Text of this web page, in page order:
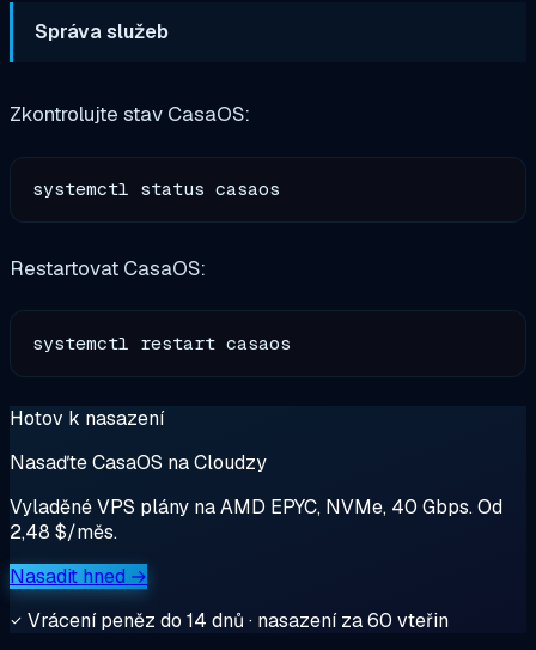
Správa služeb
Zkontrolujte stav CasaOS:
Restartovat CasaOS:
Hotov k nasazení
Nasaďte CasaOS na Cloudzy
Vyladěné VPS plány na AMD EPYC, NVMe, 40 Gbps. Od
2,48 $/měs.
Nasadit hned →
Vrácení peněz do 14 dnů · nasazení za 60 vteřin